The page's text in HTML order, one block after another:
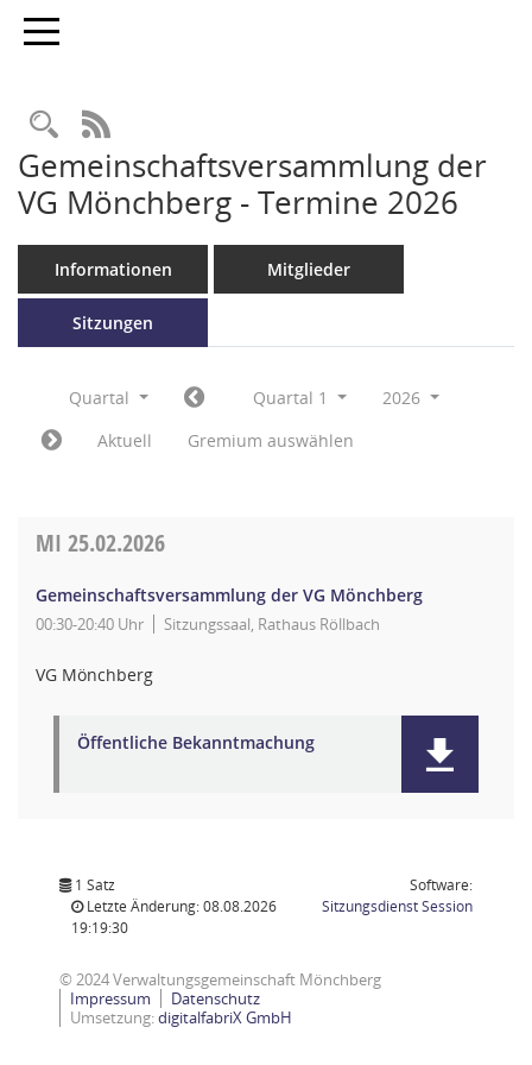
Toggle navigation
RSS-Feed
Gemeinschaftsversammlung der
VG Mönchberg - Termine 2026
Informationen Mitglieder
Sitzungen
Quartal Quartal 1
2026
Aktuell
Gremium auswählen
MI 25.02.2026
Gemeinschaftsversammlung der VG Mönchberg
00:30-20:40 Uhr Sitzungssaal, Rathaus Röllbach
VG Mönchberg
Öffentliche Bekanntmachung
1 Satz
Letzte Änderung: 08.08.2026
19:19:30
Software:
SitzungsdienstSession(Wird in
© 2024 Verwaltungsgemeinschaft Mönchberg
Impressum
Datenschutz
Umsetzung:digitalfabriX GmbH